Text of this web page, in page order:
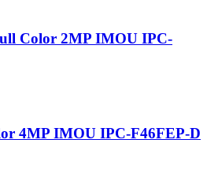
Color 2MP IMOU IPC-
4MP IMOU IPC-F46FEP-D